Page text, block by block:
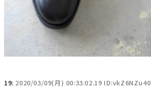
19: 2020/03/09(月) 00:33:02.19 ID:vkZ6NZu40